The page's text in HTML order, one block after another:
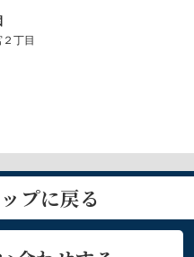
丁目
プに戻る